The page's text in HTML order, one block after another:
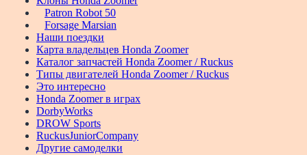
Patron Robot 50
Forsage Marsian
Наши поездки
Карта владельцев Honda Zoomer
Каталог запчастей Honda Zoomer / Ruckus
Типы двигателей Honda Zoomer / Ruckus
Это интересно
Honda Zoomer в играх
DorbyWorks
DROW Sports
RuckusJuniorCompany
Другие самоделки